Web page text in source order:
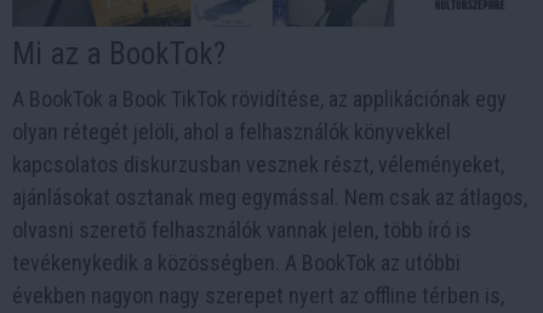
Mi az a BookTok?
A BookTok a Book TikTok rövidítése, az applikációnak egy
olyan rétegét jelöli, ahol a felhasználók könyvekkel
kapcsolatos diskurzusban vesznek részt, véleményeket,
ajánlásokat osztanak meg egymással. Nem csak az átlagos,
olvasni szerető felhasználók vannak jelen, több író is
tevékenykedik a közösségben. A BookTok az utóbbi
években nagyon nagy szerepet nyert az offline térben is,